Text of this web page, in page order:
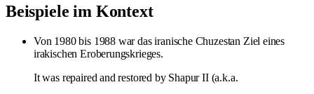
Beispiele im Kontext
Von 1980 bis 1988 war das iranische Chuzestan Ziel eines
irakischen Eroberungskrieges.
It was repaired and restored by Shapur II (a.k.a.